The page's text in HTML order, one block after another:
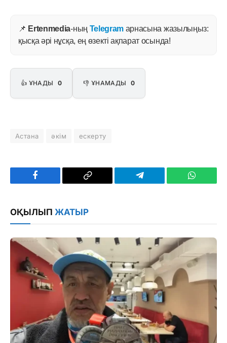
📌 Ertenmedia-ның Telegram арнасына жазылыңыз:
қысқа әрі нұсқа, ең өзекті ақпарат осында!
👍 ҰНАДЫ 0 👎 ҰНАМАДЫ 0
Астана әкім ескерту
Facebook
Copy
Telegram
ОҚЫЛЫП ЖАТЫР